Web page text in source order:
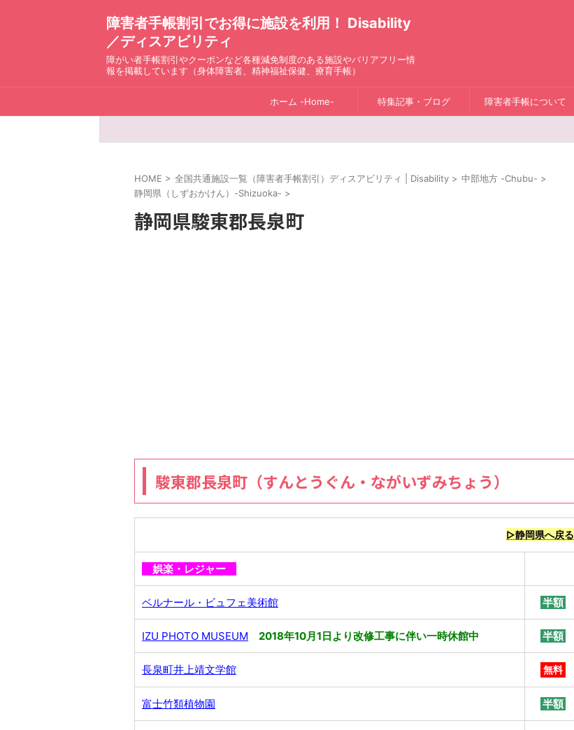
障害者手帳割引でお得に施設を利用！ Disability
／ディスアビリティ
障がい者手帳割引やクーポンなど各種減免制度のある施設やバリアフリー情
報を掲載しています（身体障害者、精神福祉保健、療育手帳）
ホーム -Home- 特集記事・ブログ 障害者手帳について
HOME > 全国共通施設一覧（障害者手帳割引）ディスアビリティ | Disability > 中部地方 -Chubu- >
静岡県（しずおかけん）-Shizuoka- >
静岡県駿東郡長泉町
駿東郡長泉町（すんとうぐん・ながいずみちょう）
▷静岡県へ戻る
娯楽・レジャー
ベルナール・ビュフェ美術館 半額
IZU PHOTO MUSEUM 2018年10月1日より改修工事に伴い一時休館中 半額
長泉町井上靖文学館 無料
富士竹類植物園 半額